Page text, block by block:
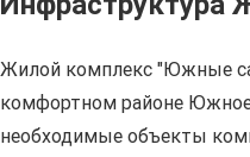
Жилой комплекс "Южные
комфортном районе Южное
необходимые объекты